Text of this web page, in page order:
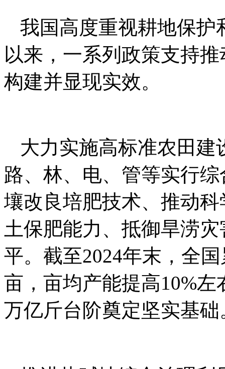
我国高度重视耕地保护
以来，一系列政策支持
构建并显现实效。
大力实施高标准农田
路、林、电、管等实行
壤改良培肥技术、推动
土保肥能力、抵御旱涝
平。截至2024年末，全
亩，亩均产能提高10%
万亿斤台阶奠定坚实基础